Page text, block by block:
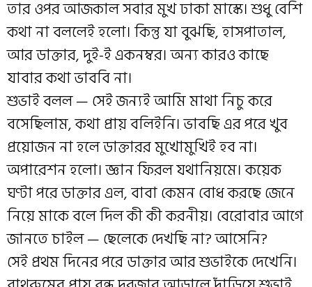
তার ওপর আজকাল সবার মুখ ঢাকা মাস্কে। শুধু বেশি
কথা না বললেই হলো। কিন্তু যা বুঝছি, হাসপাতাল,
আর ডাক্তার, দুই-ই একনম্বর। অন্য কারও কাছে
যাবার কথা ভাববি না।
শুভাই বলল — সেই জন্যই আমি মাথা নিচু করে
বসেছিলাম, কথা প্রায় বলিইনি। ভাবছি এর পরে খুব
প্রয়োজন না হলে ডাক্তারর মুখোমুখিই হব না।
অপারেশন হলো। জ্ঞান ফিরল যথানিয়মে। কয়েক
ঘণ্টা পরে ডাক্তার এল, বাবা কেমন বোধ করছে জেনে
নিয়ে মাকে বলে দিল কী কী করনীয়। বেরোবার আগে
জানতে চাইল — ছেলেকে দেখছি না? আসেনি?
সেই প্রথম দিনের পরে ডাক্তার আর শুভাইকে দেখেনি।